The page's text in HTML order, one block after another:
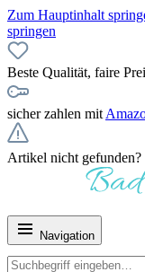
Zum Hauptinhalt
springen
Beste Qualität, faire
sicher zahlen mit
Artikel nicht gefunden?
Navigation